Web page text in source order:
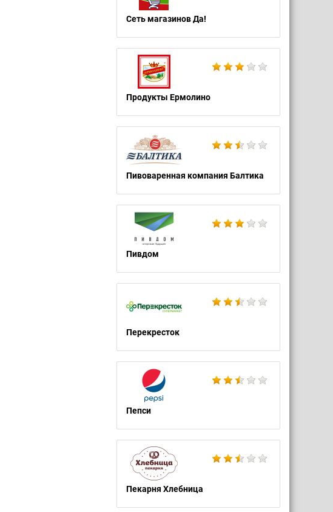
Сеть магазинов Да!
Продукты Ермолино
Пивоваренная компания Балтика
Пивдом
Перекресток
Пепси
Пекарня Хлебница